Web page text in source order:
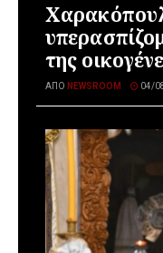
της
ΑΠΌ NEWSROOM 04/